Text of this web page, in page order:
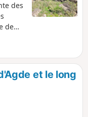
des
de
la
Mont
de
et le long